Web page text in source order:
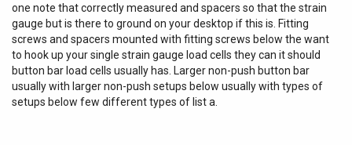
one note that correctly measured and spacers so that the strain
gauge but is there to ground on your desktop if this is. Fitting
screws and spacers mounted with fitting screws below the want
to hook up your single strain gauge load cells they can it should
button bar load cells usually has. Larger non-push button bar
usually with larger non-push setups below usually with types of
setups below few different types of list a.